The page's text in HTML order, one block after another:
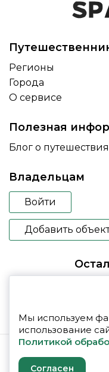
Регионы
Города
О сервисе
Полезная
Блог о
Владельцам
Войти
Добавить
Мы используем
использование
Политикой
Согласен